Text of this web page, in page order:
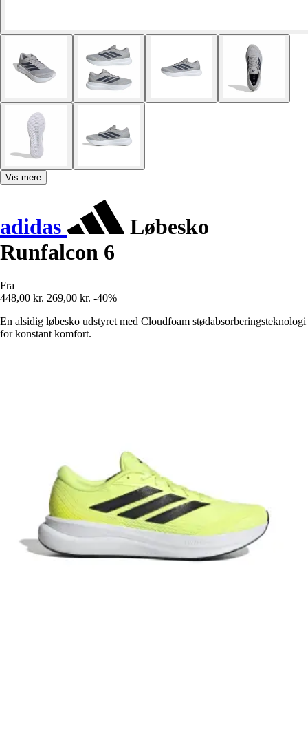
Vis mere
adidas
Løbesko
Runfalcon 6
Fra
448,00 kr. 269,00 kr. -40%
En alsidig løbesko udstyret med Cloudfoam stødabsorberingsteknologi
for konstant komfort.